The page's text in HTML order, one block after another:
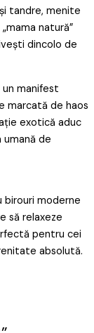
tandre, menite
natură”
dincolo de
manifest
marcată de haos
exotică aduc
umană de
birouri moderne
să relaxeze
pentru cei
absolută.